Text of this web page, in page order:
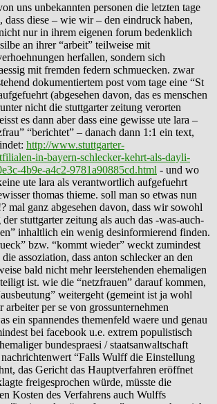
uns unbekannten personen die letzten tage
dass diese – wie wir – den eindruck haben,
nur in ihrem eigenen forum bedenklich
an ihrer “arbeit” teilweise mit
herfallen, sondern sich
mit fremden federn schmuecken. zwar
dokumentiertem post vom tage eine “St
(abgesehen davon, das es menschen
nicht die stuttgarter zeitung verorten
es dann aber dass eine gewisse ute lara –
“berichtet” – danach dann 1:1 ein text,
http://www.stuttgarter-
in-bayern-schlecker-kehrt-als-dayli-
4b9e-a4c2-9781a90885cd.html - und wo
ute lara als verantwortlich aufgefuehrt
thomas thieme. soll man so etwas nun
mal ganz abgesehen davon, dass wir sowohl
stuttgarter zeitung als auch das -was-auch-
inhaltlich ein wenig desinformierend finden.
bzw. “kommt wieder” weckt zumindest
assoziation, dass anton schlecker an den
bald nicht mehr leerstehenden ehemaligen
ist. wie die “netzfrauen” darauf kommen,
weitergeht (gemeint ist ja wohl
arbeiter per se von grossunternehmen
ein spannendes themenfeld waere und genau
bei facebook u.e. extrem populistisch
bundespraesi / staatsanwaltschaft
“Falls Wulff die Einstellung
das Gericht das Hauptverfahren eröffnet
freigesprochen würde, müsste die
Kosten des Verfahrens auch Wulffs